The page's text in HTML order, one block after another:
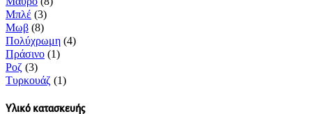
Μπλέ (3)
Μωβ (8)
Πολύχρωμη (4)
Πράσινο (1)
Ροζ (3)
Τυρκουάζ (1)
Υλικό κατασκευής